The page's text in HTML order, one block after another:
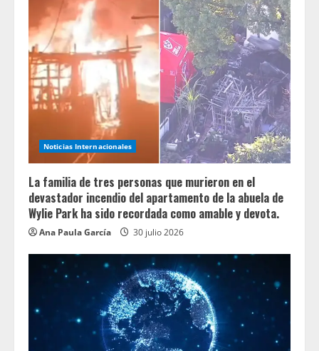
Noticias Internacionales
La familia de tres personas que murieron en el
devastador incendio del apartamento de la abuela de
Wylie Park ha sido recordada como amable y devota.
Ana Paula García 30 julio 2026